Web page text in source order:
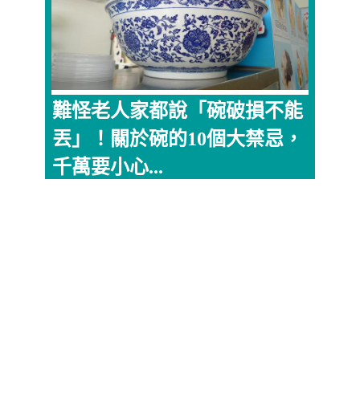
難怪老人家都說「碗破損不能
丟」！關於碗的10個大禁忌，
千萬要小心...